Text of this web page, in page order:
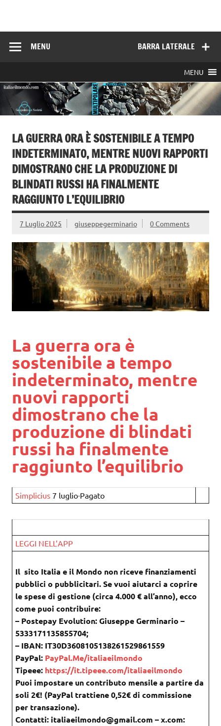
BARRA LATERALE
MENU
MENU
LA GUERRA ORA È SOSTENIBILE A TEMPO
INDETERMINATO, MENTRE NUOVI RAPPORTI
DIMOSTRANO CHE LA PRODUZIONE DI
BLINDATI RUSSI HA FINALMENTE
RAGGIUNTO L’EQUILIBRIO
7 Luglio 2025 giuseppegerminario 0 Comments
La guerra ora è
sostenibile a tempo
indeterminato, mentre
nuovi rapporti
dimostrano che la
produzione di blindati
russi ha finalmente
raggiunto l’equilibrio
Simplicius 7 luglio∙Pagato
LEGGI NELL’APP
Il sito Italia e il Mondo non riceve finanziamenti
pubblici o pubblicitari. Se vuoi aiutarci a coprire
le spese di gestione (circa 4.000 € all’anno), ecco
come puoi contribuire:
– Postepay Evolution: Giuseppe Germinario –
5333171135855704;
– IBAN: IT30D3608105138261529861559
PayPal: PayPal.Me/italiaeilmondo
Tipeee: https://it.tipeee.com/italiaeilmondo
Puoi impostare un contributo mensile a partire da
soli 2€! (PayPal trattiene 0,52€ di commissione
per transazione).
Contatti: italiaeilmondo@gmail.com – x.com: